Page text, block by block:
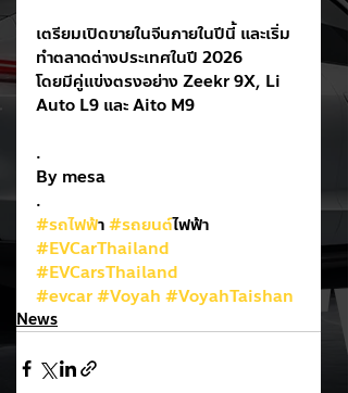
เตรียมเปิดขายในจีนภายในปีนี้ และเริ่ม
ทำตลาดต่างประเทศในปี 2026
โดยมีคู่แข่งตรงอย่าง Zeekr 9X, Li
Auto L9 และ Aito M9
.
By mesa
.
#รถไฟฟ้า #รถยนต์ไฟฟ้า
#EVCarThailand
#EVCarsThailand
#evcar#Voyah #VoyahTaishan
News